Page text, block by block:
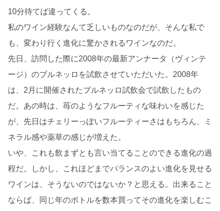
10分待てば違ってくる。
私のワイン経験なんて乏しいものなのだが、そんな私で
も、変わり行く進化に驚かされるワインなのだ。
先日、訪問した際に2008年の最新アンナータ（ヴィンテ
ージ）のブルネッロを試飲させていただいた。2008年
は、2月に開催されたブルネッロ試飲会で試飲したもの
だ。あの時は、苺のようなフルーティな味わいを感じた
が、先日はチェリーっぽいフルーティーさはもちろん、ミ
ネラル感や薬草の感じが増えた。
いや、これも飲まずとも言い当てることのできる進化の過
程だ。しかし、これほどまでバランスのよい進化を見せる
ワインは、そうないのではないか？と思える。出来ること
ならば、同じ年のボトルを数本買ってその進化を楽しむこ